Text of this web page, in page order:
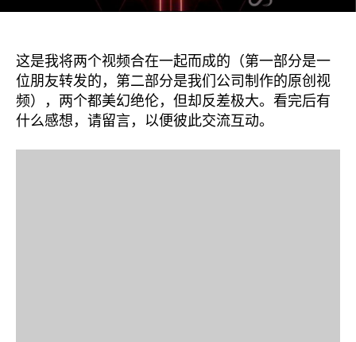
度：
个
更
重
要？
这是我将两个视频合在一起而成的（第一部分是一
位朋友转发的，第二部分是我们公司制作的原创视
频），两个都美幻绝伦，但却反差极大。看完后有
什么感想，请留言，以便彼此交流互动。